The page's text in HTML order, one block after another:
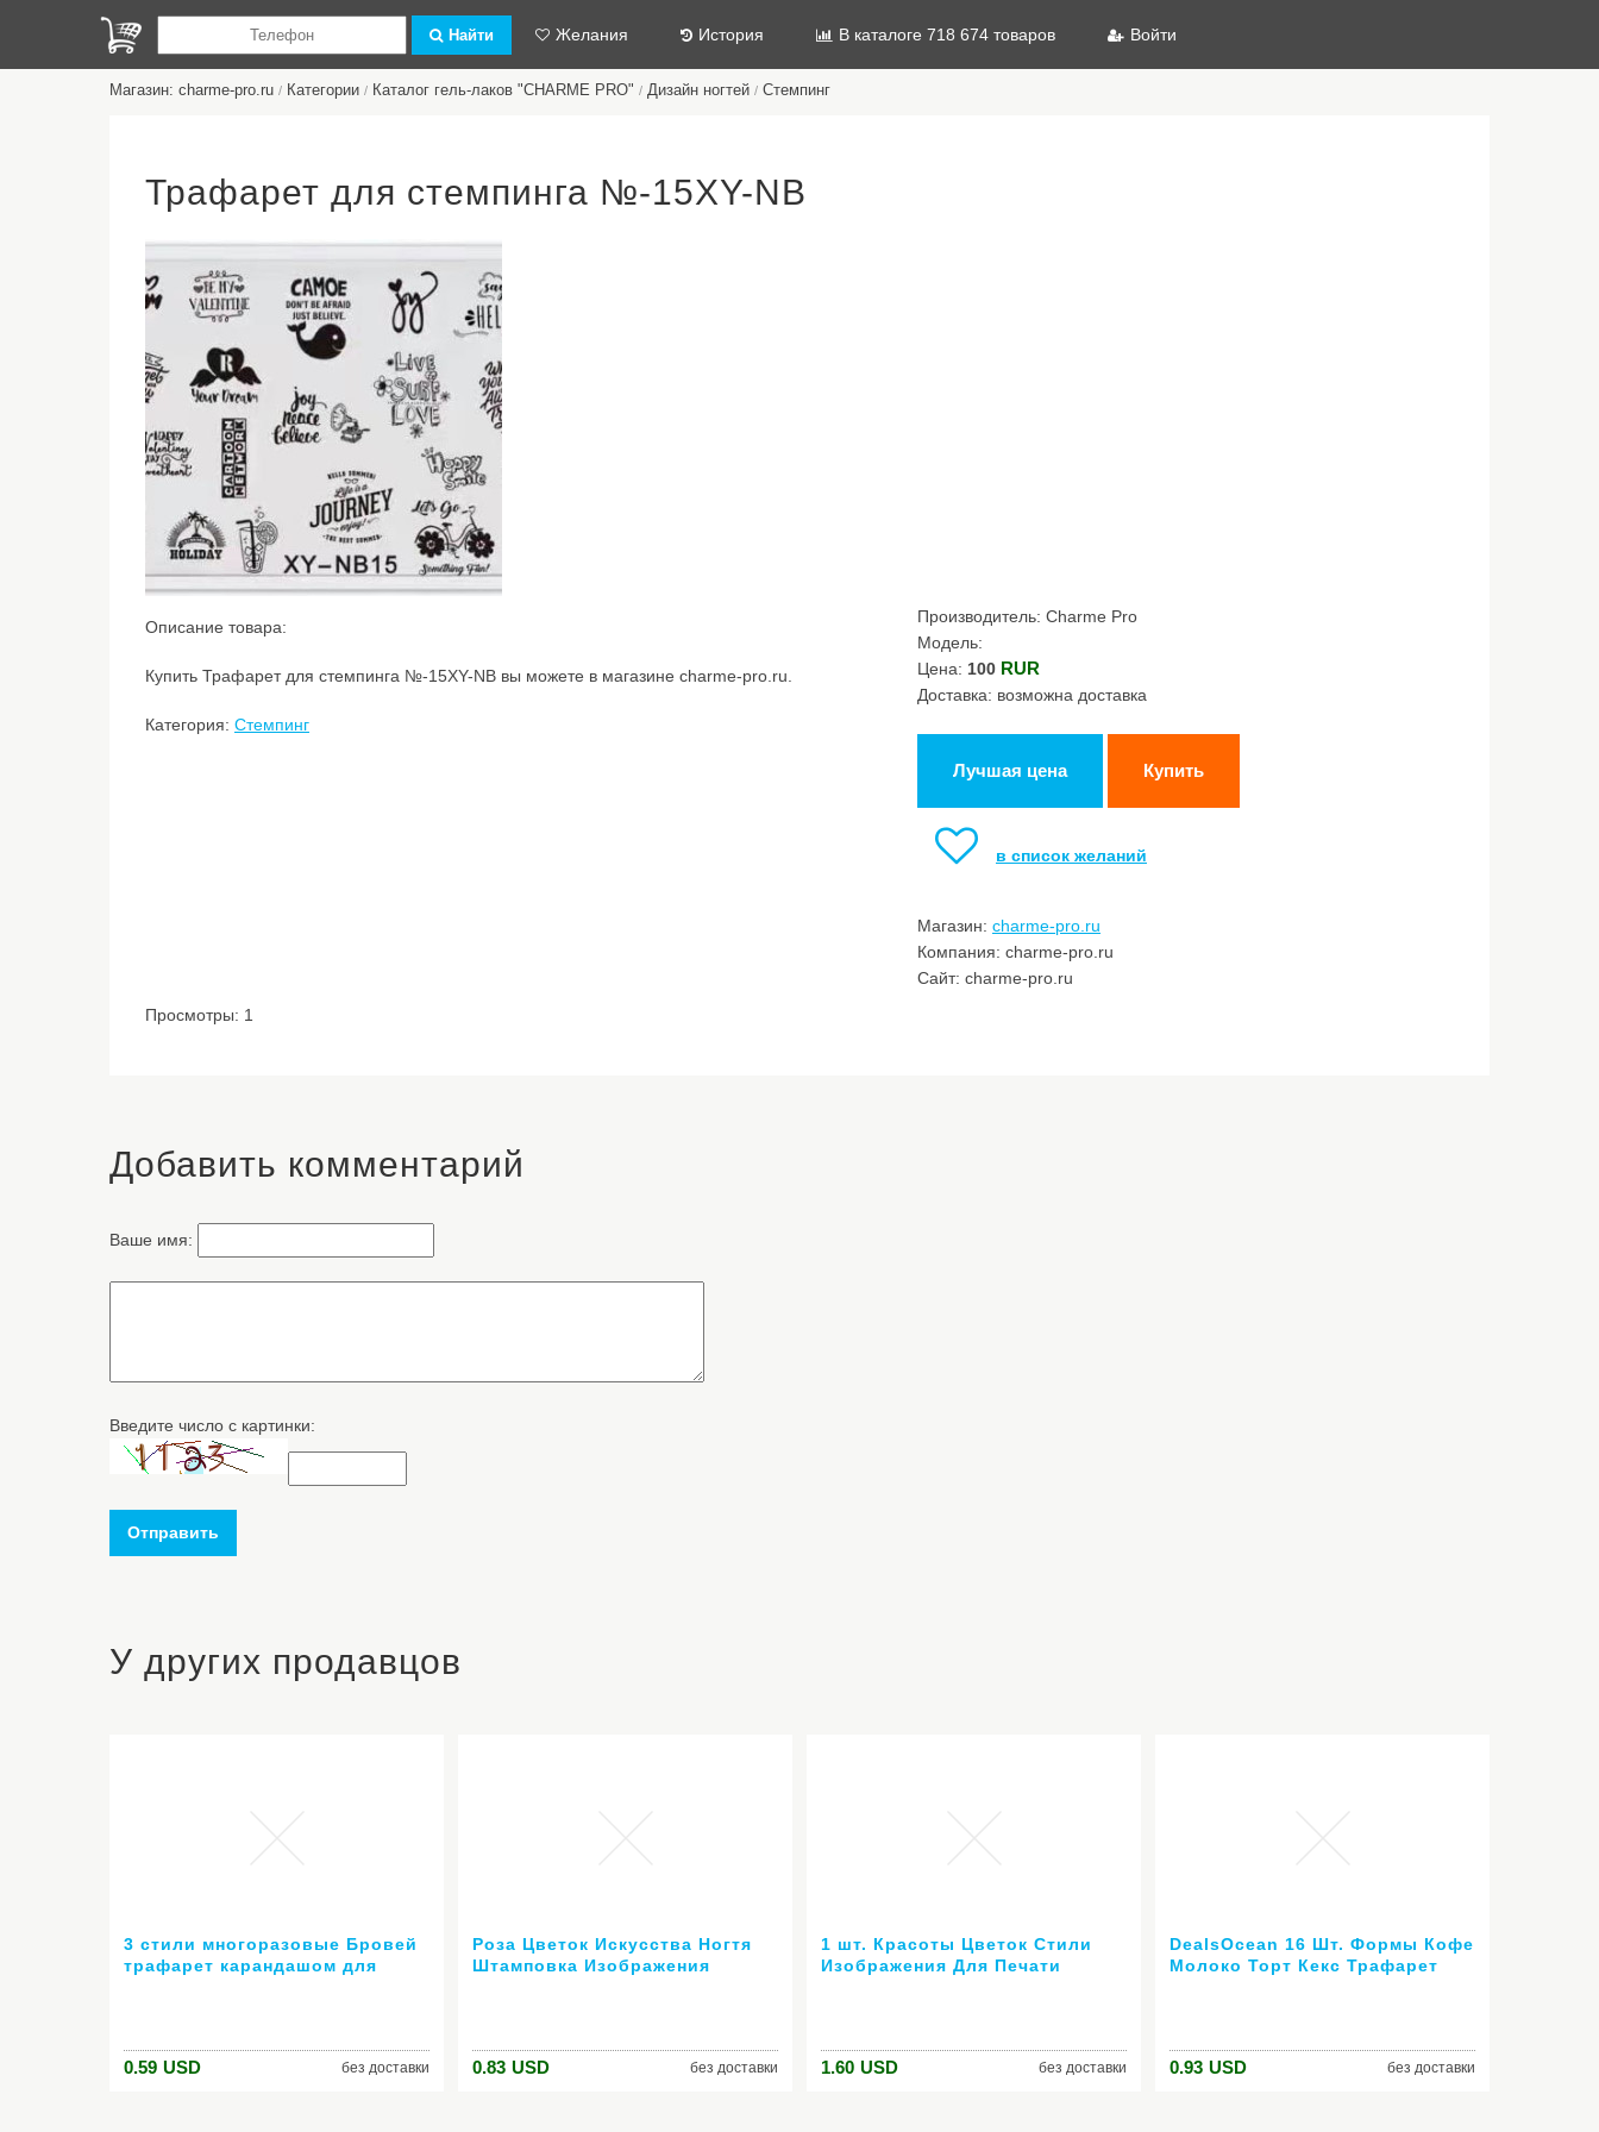
Найти Желания История В каталоге 718 674 товаров Войти
Магазин: charme-pro.ru / Категории / Каталог гель-лаков "CHARME PRO" / Дизайн ногтей / Стемпинг
Трафарет для стемпинга №-15XY-NB
Описание товара:
Купить Трафарет для стемпинга №-15XY-NB вы можете в магазине charme-pro.ru.
Категория: Стемпинг
Производитель: Charme Pro
Модель:
Цена: 100 RUR
Доставка: возможна доставка
Лучшая цена Купить
в список желаний
Магазин: charme-pro.ru
Компания: charme-pro.ru
Сайт: charme-pro.ru
Просмотры: 1
Добавить комментарий
Ваше имя:
Введите число с картинки:
Отправить
У других продавцов
3 стили многоразовые Бровей
трафарет карандашом для
макияжа
0.59 USD без доставки
Роза Цветок Искусства Ногтя
Штамповка Изображения
0.83 USD без доставки
1 шт. Красоты Цветок Стили
Изображения Для Печати
Укладки # JQN-17
1.60 USD без доставки
DealsOcean 16 Шт. Формы Кофе
Молоко Торт Кекс Трафарет
0.93 USD без доставки